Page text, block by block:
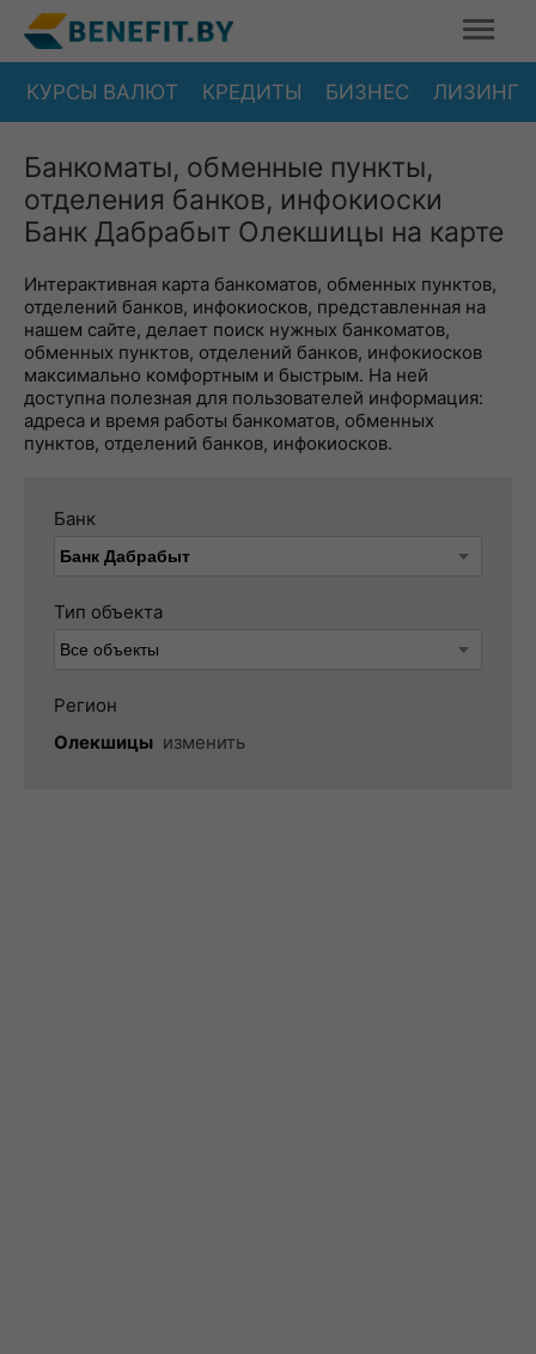
КУРСЫ ВАЛЮТ КРЕДИТЫ БИЗНЕС ЛИЗИНГ
Банкоматы, обменные пункты,
отделения банков, инфокиоски
Банк Дабрабыт Олекшицы на карте
Интерактивная карта банкоматов, обменных пунктов,
отделений банков, инфокиосков, представленная на
нашем сайте, делает поиск нужных банкоматов,
обменных пунктов, отделений банков, инфокиосков
максимально комфортным и быстрым. На ней
доступна полезная для пользователей информация:
адреса и время работы банкоматов, обменных
пунктов, отделений банков, инфокиосков.
Банк
Тип объекта
Регион
Олекшицы изменить